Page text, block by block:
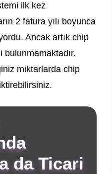
ilk kez
2 fatura yılı boyunca
Ancak artık chip
bulunmamaktadır.
miktarlarda chip
da Ticari